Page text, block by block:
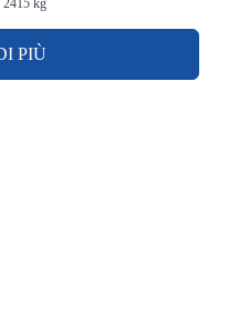
2415 kg
PIÙ